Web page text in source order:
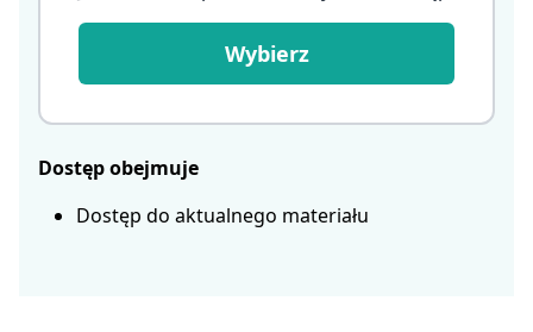
Wybierz
Dostęp obejmuje
Dostęp do aktualnego materiału